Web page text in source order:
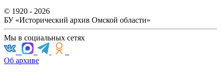
© 1920 - 2026
БУ «Исторический архив Омской области»
Мы в социальных сетях
Об архиве